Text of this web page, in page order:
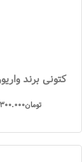
کتونی برند
تومان